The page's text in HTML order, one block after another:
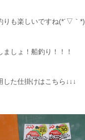
りも楽しいですね(*´▽｀*)
ましょ！船釣り！！！
した仕掛けはこちら↓↓↓